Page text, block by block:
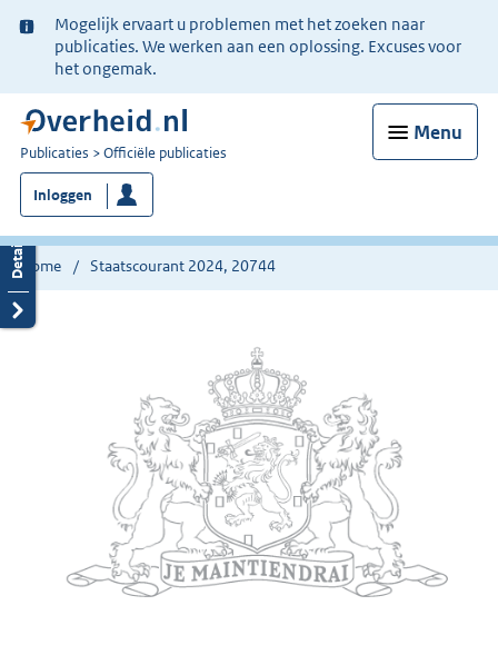
Ter
informatie:
Mogelijk ervaart u problemen met het zoeken naar
publicaties. We werken aan een oplossing. Excuses voor
het ongemak.
Menu
U
bent
nu
hier:
Publicaties Officiële publicaties
Inloggen
Home Staatscourant 2024, 20744